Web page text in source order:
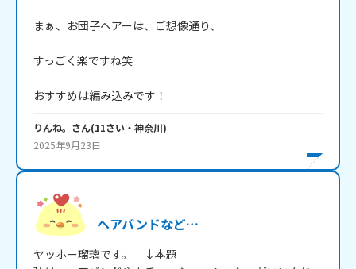
まぁ、お団子ヘアーは、ご想像通り、
すっごく楽ですね笑
おすすめは編み込みです！
りんね。 さん(11さい・ 神奈川)
2025年9月23日
ヘアバンドなど…
ヤッホー瑠璃です。　↓本題